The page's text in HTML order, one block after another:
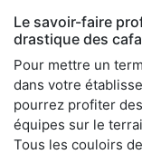
Le savoir-faire
drastique des
Pour mettre un
dans votre
pourrez profiter
équipes sur le
Tous les couloirs